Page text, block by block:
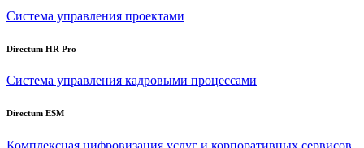
Система управления проектами
Directum HR Pro
Система управления кадровыми процессами
Directum ESM